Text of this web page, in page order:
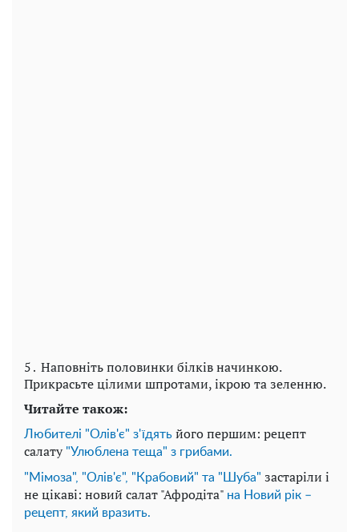
5․ Наповніть половинки білків начинкою.
Прикрасьте цілими шпротами, ікрою та зеленню.
Читайте також:
Любителі "Олів'є" з'їдять його першим: рецепт
салату "Улюблена теща" з грибами.
"Мімоза", "Олів'є", "Крабовий" та "Шуба" застаріли і
не цікаві: новий салат "Афродіта" на Новий рік –
рецепт, який вразить.